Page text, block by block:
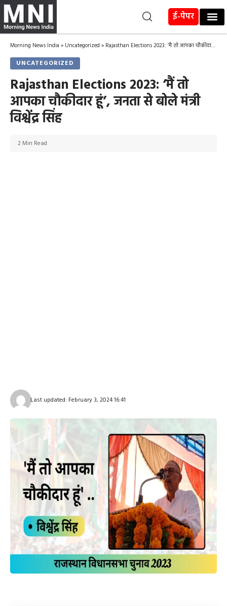
ई-पेपर
Morning News India » Uncategorized » Rajasthan Elections 2023: ‘मैं तो आपका चौकीदार हूं’, जनता से बोले मंत्री विश्वेंद्र सिंह
UNCATEGORIZED
Rajasthan Elections 2023: ‘मैं तो
आपका चौकीदार हूं’, जनता से बोले मंत्री
विश्वेंद्र सिंह
Last updated: February 3, 2024 16:41
2 Min Read